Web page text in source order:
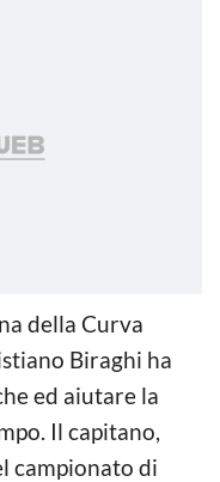
della Curva
Biraghi ha
ed aiutare la
Il capitano,
campionato di